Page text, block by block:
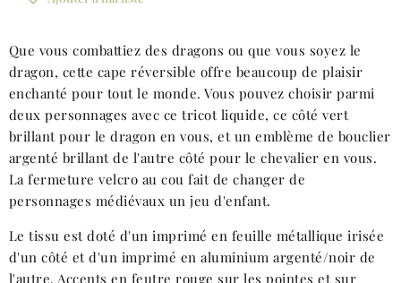
Que vous combattiez des dragons ou que vous soyez le
dragon, cette cape réversible offre beaucoup de plaisir
enchanté pour tout le monde. Vous pouvez choisir parmi
deux personnages avec ce tricot liquide, ce côté vert
brillant pour le dragon en vous, et un emblème de bouclier
argenté brillant de l'autre côté pour le chevalier en vous.
La fermeture velcro au cou fait de changer de
personnages médiévaux un jeu d'enfant.
Le tissu est doté d'un imprimé en feuille métallique irisée
d'un côté et d'un imprimé en aluminium argenté/noir de
l'autre. Accents en feutre rouge sur les pointes et sur